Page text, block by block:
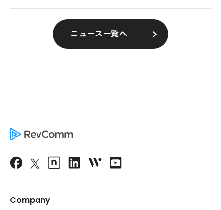
ニュース一覧へ
Company